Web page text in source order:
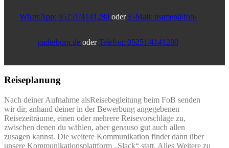
WhatsApp: 05251/4141280 oder E-Mail: teamer@fob-
paderborn.de oder Telefon: 05251/4141280
Reiseplanung
Nach deiner Aufnahme alsReisebegleitung beim FoB senden
wir dir, anhand deiner in der Bewerbung angegebenen
Reisezeiträume, einen oder mehrere Reisevorschläge zu,
zwischen denen du wählen, aber genauso gut auch allen
zusagen kannst. Die weitere Kommunikation findet dann über
unsere Kommunikationsplattform „Slack“ statt. Alles Weitere zu